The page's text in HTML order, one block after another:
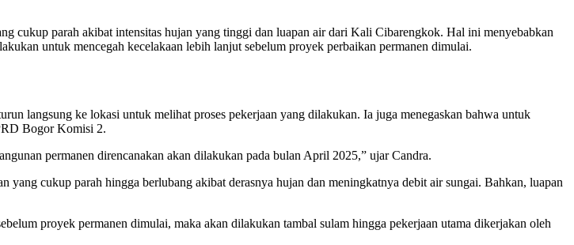
cukup parah akibat intensitas hujan yang tinggi dan luapan air dari Kali Cibarengkok. Hal ini menyebabkan
untuk mencegah kecelakaan lebih lanjut sebelum proyek perbaikan permanen dimulai.
langsung ke lokasi untuk melihat proses pekerjaan yang dilakukan. Ia juga menegaskan bahwa untuk
Bogor Komisi 2.
permanen direncanakan akan dilakukan pada bulan April 2025,” ujar Candra.
cukup parah hingga berlubang akibat derasnya hujan dan meningkatnya debit air sungai. Bahkan, luapan
proyek permanen dimulai, maka akan dilakukan tambal sulam hingga pekerjaan utama dikerjakan oleh